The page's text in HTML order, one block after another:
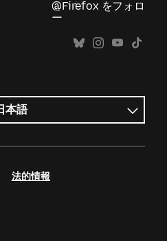
@Firefox をフォロ
ー
法的情報